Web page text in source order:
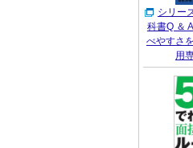
シリー
科書Q ＆
べやすさ
用